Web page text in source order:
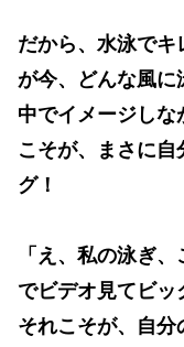
だから、水泳でキ
が今、どんな風
中でイメージし
こそが、まさに
グ！
「え、私の泳ぎ
でビデオ見てビッ
それこそが、自